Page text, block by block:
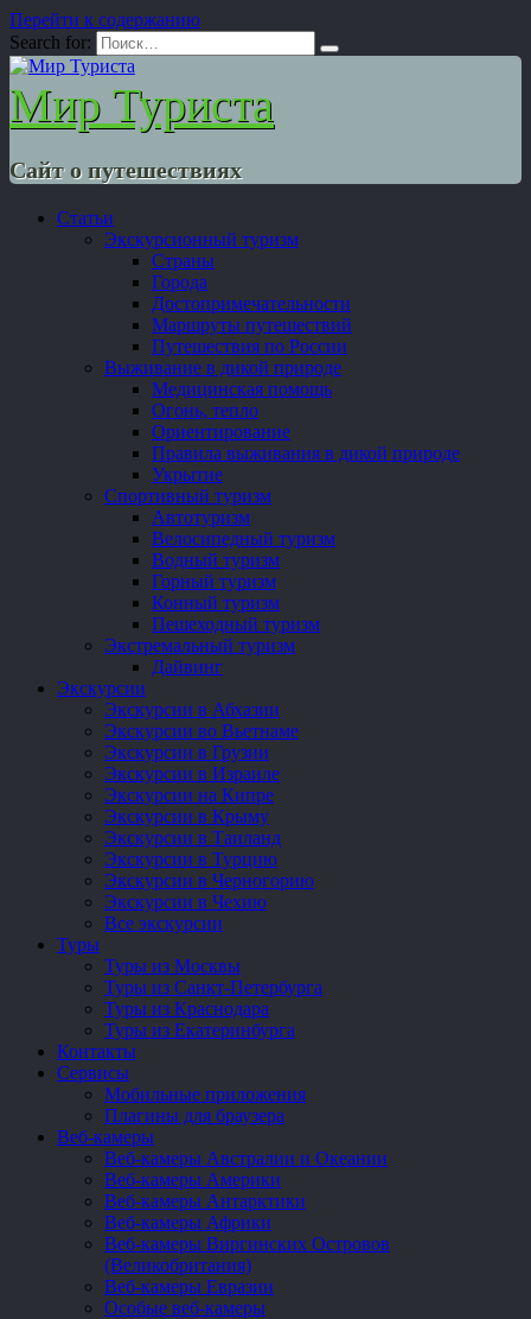
Перейти к содержанию
Search for:
Мир Туриста
Сайт о путешествиях
Статьи
Экскурсионный туризм
Страны
Города
Достопримечательности
Маршруты путешествий
Путешествия по России
Выживание в дикой природе
Медицинская помощь
Огонь, тепло
Ориентирование
Правила выживания в дикой природе
Укрытие
Спортивный туризм
Автотуризм
Велосипедный туризм
Водный туризм
Горный туризм
Конный туризм
Пешеходный туризм
Экстремальный туризм
Дайвинг
Экскурсии
Экскурсии в Абхазии
Экскурсии во Вьетнаме
Экскурсии в Грузии
Экскурсии в Израиле
Экскурсии на Кипре
Экскурсии в Крыму
Экскурсии в Таиланд
Экскурсии в Турцию
Экскурсии в Черногорию
Экскурсии в Чехию
Все экскурсии
Туры
Туры из Москвы
Туры из Санкт-Петербурга
Туры из Краснодара
Туры из Екатеринбурга
Контакты
Сервисы
Мобильные приложения
Плагины для браузера
Веб-камеры
Веб-камеры Австралии и Океании
Веб-камеры Америки
Веб-камеры Антарктики
Веб-камеры Африки
Веб-камеры Виргинских Островов
(Великобритания)
Веб-камеры Евразии
Особые веб-камеры